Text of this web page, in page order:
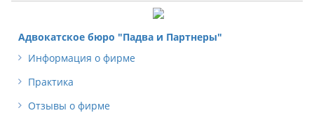
Адвокатское бюро "Падва и Партнеры"
Информация о фирме
Практика
Отзывы о фирме